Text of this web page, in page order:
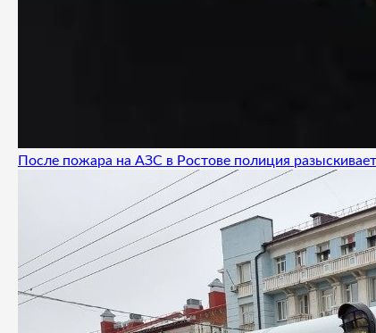
После пожара на АЗС в Ростове полиция